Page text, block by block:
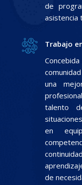
de
asistencia
Trabajo
una
talento
en
de